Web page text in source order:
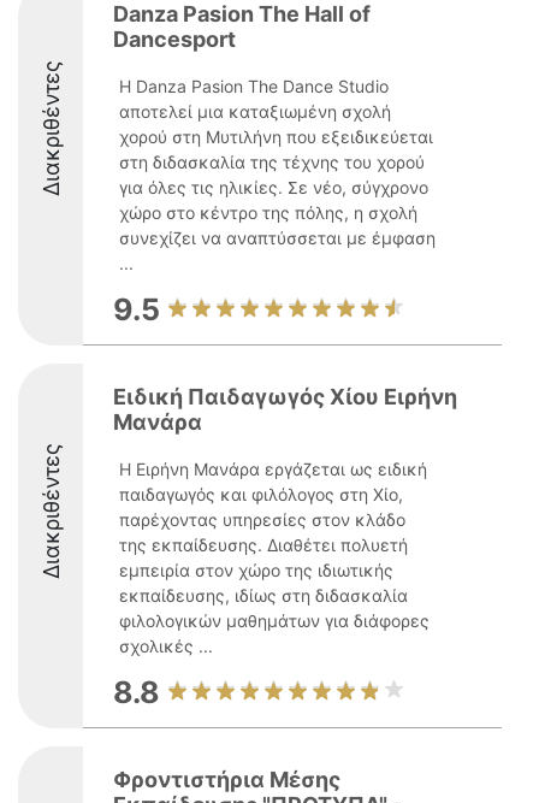
Διακριθέντες
Danza Pasion The Hall of
Dancesport
Η Danza Pasion The Dance Studio
αποτελεί μια καταξιωμένη σχολή
χορού στη Μυτιλήνη που εξειδικεύεται
στη διδασκαλία της τέχνης του χορού
για όλες τις ηλικίες. Σε νέο, σύγχρονο
χώρο στο κέντρο της πόλης, η σχολή
συνεχίζει να αναπτύσσεται με έμφαση
...
9.5
Διακριθέντες
Ειδική Παιδαγωγός Χίου Ειρήνη
Μανάρα
Η Ειρήνη Μανάρα εργάζεται ως ειδική
παιδαγωγός και φιλόλογος στη Χίο,
παρέχοντας υπηρεσίες στον κλάδο
της εκπαίδευσης. Διαθέτει πολυετή
εμπειρία στον χώρο της ιδιωτικής
εκπαίδευσης, ιδίως στη διδασκαλία
φιλολογικών μαθημάτων για διάφορες
σχολικές ...
8.8
Φροντιστήρια Μέσης